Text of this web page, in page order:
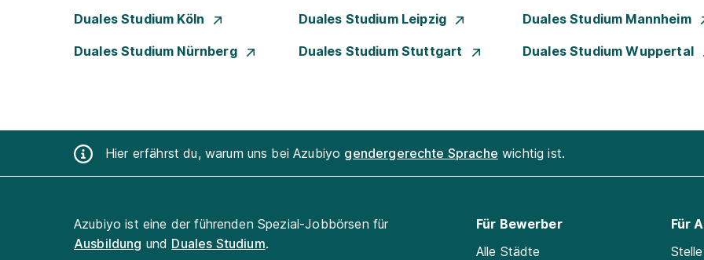
Duales Studium Köln Duales Studium Leipzig Duales Studium Mannheim
Duales Studium Nürnberg Duales Studium Stuttgart Duales Studium Wuppertal
Hier erfährst du, warum uns bei Azubiyo gendergerechte Sprache wichtig ist.
Azubiyo ist eine der führenden Spezial-Jobbörsen für
Ausbildung und Duales Studium.
Für Bewerber
Alle Städte
Für